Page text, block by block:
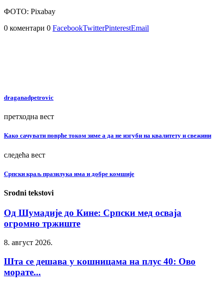
ФОТО: Pixabay
0 коментари 0 FacebookTwitterPinterestEmail
draganadpetrovic
претходна вест
Како сачувати поврће током зиме а да не изгуби на квалитету и свежини
следећа вест
Српски краљ празилука има и добре комшије
Srodni tekstovi
Од Шумадије до Кине: Српски мед осваја
огромно тржиште
8. август 2026.
Шта се дешава у кошницама на плус 40: Ово
морате...